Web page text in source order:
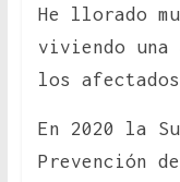
He llorado
viviendo una
los
En 2020 la
Prevención